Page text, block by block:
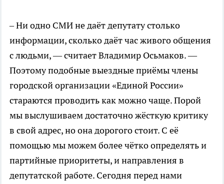
– Ни одно СМИ не даёт депутату столько
информации, сколько даёт час живого общения
с людьми, — считает Владимир Осьмаков. —
Поэтому подобные выездные приёмы члены
городской организации «Единой России»
стараются проводить как можно чаще. Порой
мы выслушиваем достаточно жёсткую критику
в свой адрес, но она дорогого стоит. С её
помощью мы можем более чётко определять и
партийные приоритеты, и направления в
депутатской работе. Сегодня перед нами